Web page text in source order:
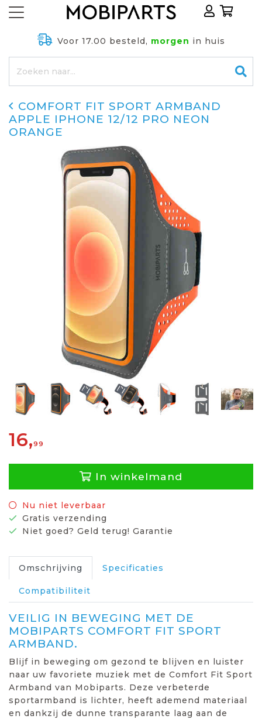
Voor 17.00 besteld, morgen in huis
COMFORT FIT SPORT ARMBAND
APPLE IPHONE 12/12 PRO NEON
ORANGE
16,99
In winkelmand
Nu niet leverbaar
Gratis verzending
Niet goed? Geld terug! Garantie
Omschrijving Specificaties
Compatibiliteit
VEILIG IN BEWEGING MET DE
MOBIPARTS COMFORT FIT SPORT
ARMBAND.
Blijf in beweging om gezond te blijven en luister
naar uw favoriete muziek met de Comfort Fit Sport
Armband van Mobiparts. Deze verbeterde
sportarmband is lichter, heeft ademend materiaal
en dankzij de dunne transparante laag aan de